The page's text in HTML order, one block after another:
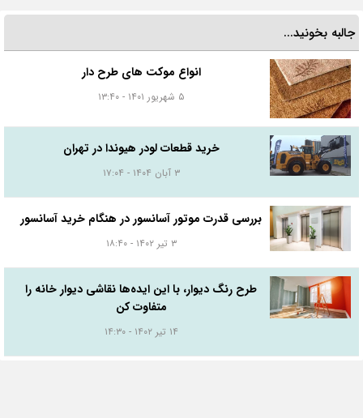
جالبه بخونید...
انواع موکت های طرح دار
خرید قطعات لودر هیوندا در تهران
بررسی قدرت موتور آسانسور در هنگام خرید آسانسور
طرح رنگ دیوار، با این ایده‌ها نقاشی دیوار خانه را
متفاوت کن
۱۴ تیر ۱۴۰۲ - ۱۴:۳۰